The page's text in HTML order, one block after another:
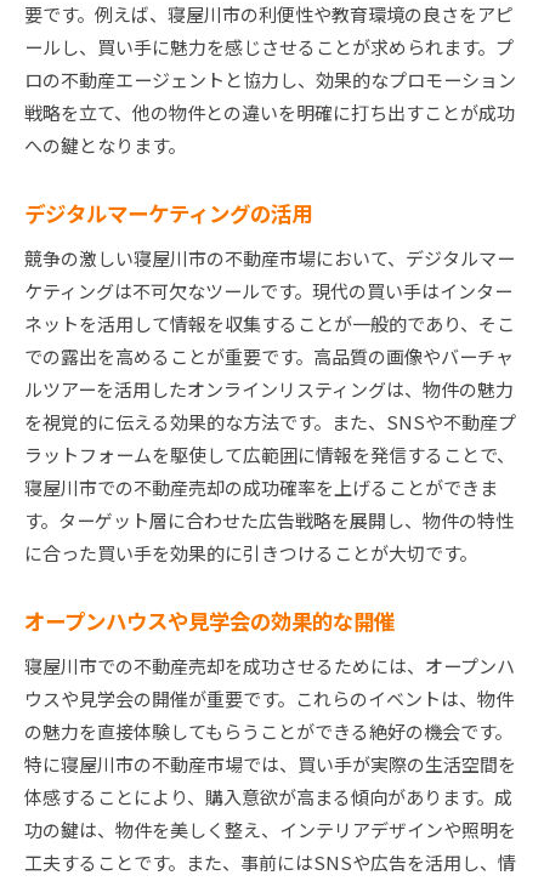
要です。例えば、寝屋川市の利便性や教育環境の良さをアピ
ールし、買い手に魅力を感じさせることが求められます。プ
ロの不動産エージェントと協力し、効果的なプロモーション
戦略を立て、他の物件との違いを明確に打ち出すことが成功
への鍵となります。
デジタルマーケティングの活用
競争の激しい寝屋川市の不動産市場において、デジタルマー
ケティングは不可欠なツールです。現代の買い手はインター
ネットを活用して情報を収集することが一般的であり、そこ
での露出を高めることが重要です。高品質の画像やバーチャ
ルツアーを活用したオンラインリスティングは、物件の魅力
を視覚的に伝える効果的な方法です。また、SNSや不動産プ
ラットフォームを駆使して広範囲に情報を発信することで、
寝屋川市での不動産売却の成功確率を上げることができま
す。ターゲット層に合わせた広告戦略を展開し、物件の特性
に合った買い手を効果的に引きつけることが大切です。
オープンハウスや見学会の効果的な開催
寝屋川市での不動産売却を成功させるためには、オープンハ
ウスや見学会の開催が重要です。これらのイベントは、物件
の魅力を直接体験してもらうことができる絶好の機会です。
特に寝屋川市の不動産市場では、買い手が実際の生活空間を
体感することにより、購入意欲が高まる傾向があります。成
功の鍵は、物件を美しく整え、インテリアデザインや照明を
工夫することです。また、事前にはSNSや広告を活用し、情